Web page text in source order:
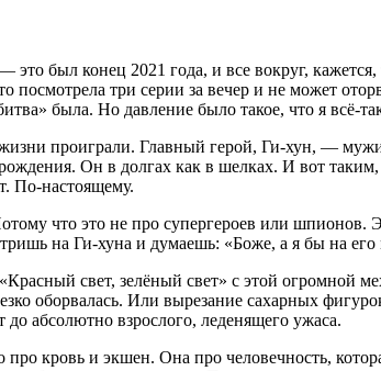
был конец 2021 года, и все вокруг,
посмотрела три серии за вечер и не может
была. Но давление было такое, что я всё-
проиграли. Главный герой, Ги-хун, —
Он в долгах как в шелках. И вот
По-настоящему.
что это не про супергероев или
на Ги-хуна и думаешь: «Боже, а я бы на его
свет, зелёный свет» с этой
оборвалась. Или вырезание сахарных
до абсолютно взрослого, леденящего ужаса.
кровь и экшен. Она про человечность,